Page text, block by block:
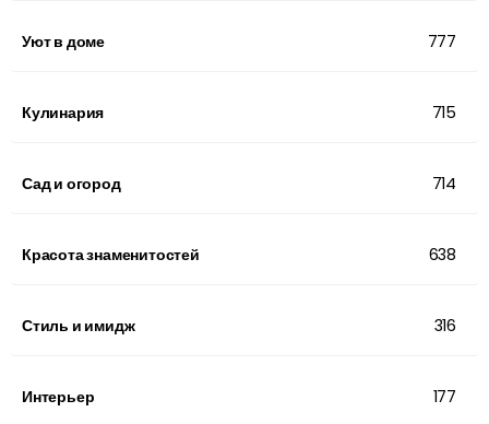
Уют в доме 777
Кулинария 715
Сад и огород 714
Красота знаменитостей 638
Стиль и имидж 316
Интерьер 177